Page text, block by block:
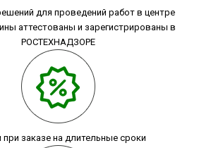
для проведений работ в центре
аттестованы и зарегистрированы в
РОСТЕХНАДЗОРЕ
при заказе на длительные сроки